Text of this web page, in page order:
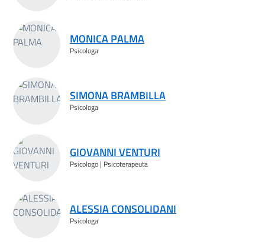
MONICA PALMA
Psicologa
SIMONA BRAMBILLA
Psicologa
GIOVANNI VENTURI
Psicologo | Psicoterapeuta
ALESSIA CONSOLIDANI
Psicologa